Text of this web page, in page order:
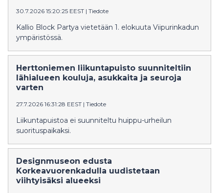
30.7.2026 15:20:25 EEST | Tiedote
Kallio Block Partya vietetään 1. elokuuta Viipurinkadun
ympäristössä.
Herttoniemen liikuntapuisto suunniteltiin
lähialueen kouluja, asukkaita ja seuroja
varten
27.7.2026 16:31:28 EEST | Tiedote
Liikuntapuistoa ei suunniteltu huippu-urheilun
suorituspaikaksi.
Designmuseon edusta
Korkeavuorenkadulla uudistetaan
viihtyisäksi alueeksi